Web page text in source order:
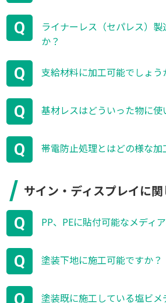
Q
ライナーレス（セパレス）製
か？
Q 支給材料に加工可能でしょう
Q 基材レスはどういった物に使
Q 帯電防止処理とはどの様な加
サイン・ディスプレイに関
Q PP、PEに貼付可能なメディ
Q 塗装下地に施工可能ですか？
Q
塗装既に施工している塩ビメ